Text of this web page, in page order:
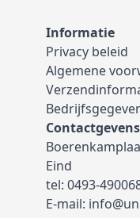
Informatie
Privacy beleid
Algemene
Contactgevens
Eind
tel: 0493-
E-mail: